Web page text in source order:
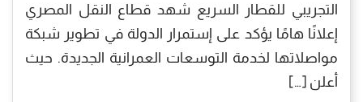
التجريبي للقطار السريع شهد قطاع النقل المصري
إعلانًا هامًا يؤكد على إستمرار الدولة في تطوير شبكة
مواصلاتها لخدمة التوسعات العمرانية الجديدة. حيث
أعلن […]